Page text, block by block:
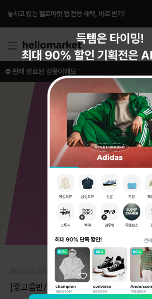
놓치고 있는 헬로마켓 앱 전용 해택, 바로 받기!
1 / 8
⛔️ 판매 완료된 상품이에요
[중고음반/TAPE] 박지윤 3집 '가버려' 카